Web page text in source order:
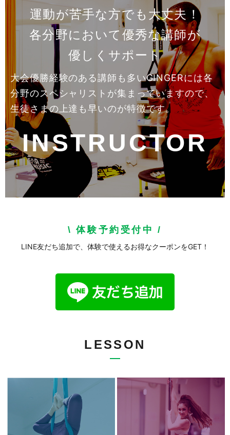
運動が苦手な方でも大丈夫！
各分野において優秀な講師が
優しくサポート
大会優勝経験のある講師も多いGINGERには各
分野のスペシャリストが集まっていますので、
生徒さまの上達も早いのが特徴です。
INSTRUCTOR
\ 体験予約受付中/
LINE友だち追加で、体験で使えるお得なクーポンをGET！
LESSON